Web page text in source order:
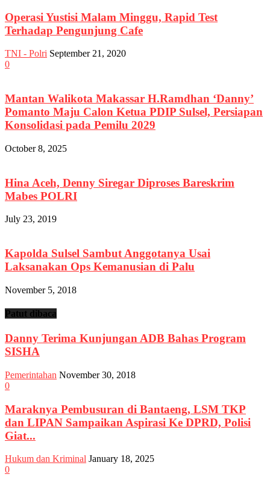
Operasi Yustisi Malam Minggu, Rapid Test
Terhadap Pengunjung Cafe
TNI - Polri September 21, 2020
0
Mantan Walikota Makassar H.Ramdhan ‘Danny’
Pomanto Maju Calon Ketua PDIP Sulsel, Persiapan
Konsolidasi pada Pemilu 2029
October 8, 2025
Hina Aceh, Denny Siregar Diproses Bareskrim
Mabes POLRI
July 23, 2019
Kapolda Sulsel Sambut Anggotanya Usai
Laksanakan Ops Kemanusian di Palu
November 5, 2018
Patut dibaca
Danny Terima Kunjungan ADB Bahas Program
SISHA
Pemerintahan November 30, 2018
0
Maraknya Pembusuran di Bantaeng, LSM TKP
dan LIPAN Sampaikan Aspirasi Ke DPRD, Polisi
Giat...
Hukum dan Kriminal January 18, 2025
0